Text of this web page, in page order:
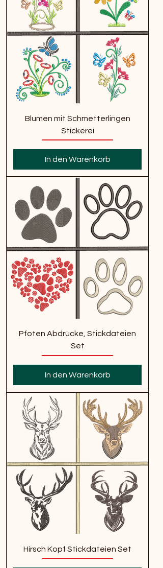
Blumen mit Schmetterlingen
Stickerei
In den Warenkorb
Pfoten Abdrücke, Stickdateien
Set
In den Warenkorb
Hirsch Kopf Stickdateien Set